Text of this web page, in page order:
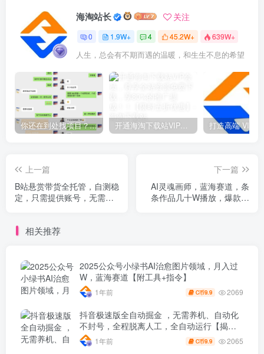
海淘站长 关注
0 1.9W+ 4 45.2W+ 639W+
人生，总会有不期而遇的温暖，和生生不息的希望
你还在到处找项目？还在当韭菜？我靠网创资源站一个月收入5万+，曾经我也是个失败者。 开通海淘下载站VIP会员，尊享全站资源免费下载，享80%的推广提成！！【限时五折优惠】
上一篇
B站悬赏带货全托管，自测稳
定，只需提供账号，无需基
下一篇
AI灵魂画师，蓝海赛道，条
条作品几十W播放，爆款不
相关推荐
2025公众号小绿书AI治愈图片领域，月入过
W，蓝海赛道【附工具+指令】
1年前 C币9.9 2069
抖音极速版全自动掘金 ，无需养机、自动化
不封号，全程脱离人工，全自动运行【揭
秘】1年前 C币9.9 2065